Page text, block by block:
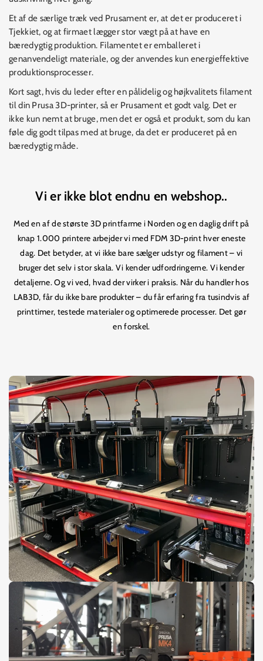
Et af de særlige træk ved Prusament er, at det er produceret i
Tjekkiet, og at firmaet lægger stor vægt på at have en
bæredygtig produktion. Filamentet er emballeret i
genanvendeligt materiale, og der anvendes kun energieffektive
produktionsprocesser.
Kort sagt, hvis du leder efter en pålidelig og højkvalitets filament
til din Prusa 3D-printer, så er Prusament et godt valg. Det er
ikke kun nemt at bruge, men det er også et produkt, som du kan
føle dig godt tilpas med at bruge, da det er produceret på en
bæredygtig måde.
Vi er ikke blot endnu en webshop..
Med en af de største 3D printfarme i Norden og en daglig drift på
knap 1.000 printere arbejder vi med FDM 3D-print hver eneste
dag. Det betyder, at vi ikke bare sælger udstyr og filament – vi
bruger det selv i stor skala. Vi kender udfordringerne. Vi kender
detaljerne. Og vi ved, hvad der virker i praksis. Når du handler hos
LAB3D, får du ikke bare produkter – du får erfaring fra tusindvis af
printtimer, testede materialer og optimerede processer. Det gør
en forskel.